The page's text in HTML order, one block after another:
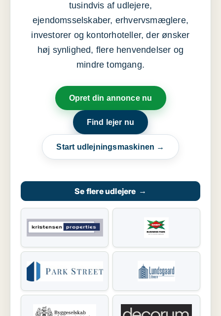
tusindvis af udlejere,
ejendomsselskaber, erhvervsmæglere,
investorer og kontorhoteller, der ønsker
høj synlighed, flere henvendelser og
mindre tomgang.
Opret din annonce nu
Find lejer nu
Start udlejningsmaskinen →
Se flere udlejere →